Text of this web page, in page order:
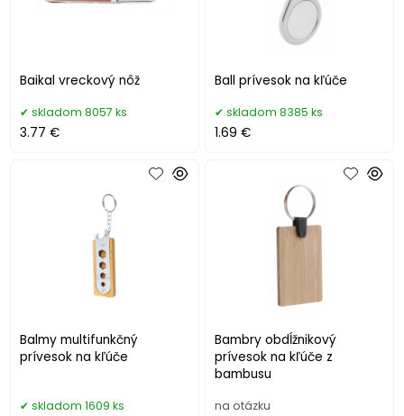
Baikal vreckový nôž
skladom 8057 ks
3.77 €
Ball prívesok na kľúče
skladom 8385 ks
1.69 €
Balmy multifunkčný
prívesok na kľúče
skladom 1609 ks
Bambry obdĺžnikový
prívesok na kľúče z
bambusu
na otázku